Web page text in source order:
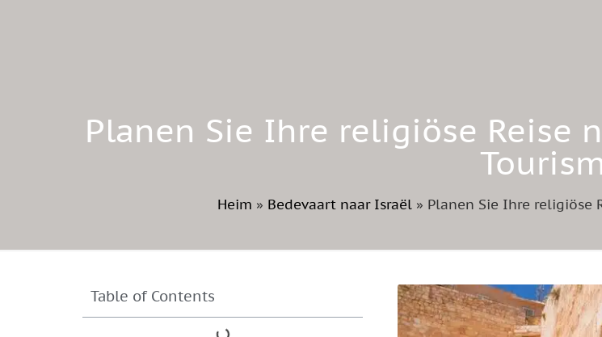
Planen Sie Ihre religiöse Reise
Heim » Bedevaart naar Israël» Planen Sie Ihre religiöse
Table of Contents